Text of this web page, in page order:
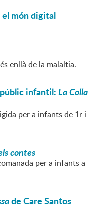
món digital
enllà de la malaltia.
infantil:La Colla
per a infants de 1r i
contes
per a infants a
de Care Santos